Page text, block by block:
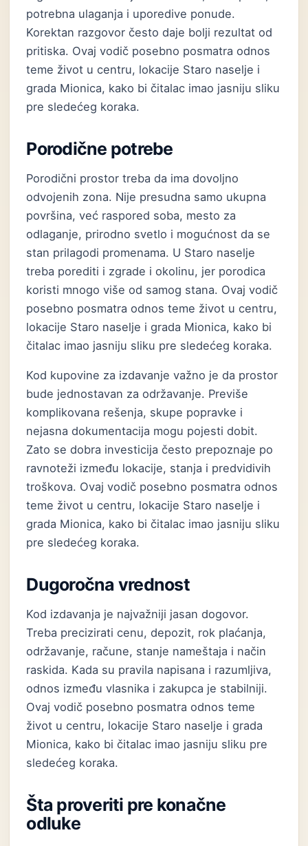
potrebna ulaganja i uporedive ponude.
Korektan razgovor često daje bolji rezultat od
pritiska. Ovaj vodič posebno posmatra odnos
teme život u centru, lokacije Staro naselje i
grada Mionica, kako bi čitalac imao jasniju sliku
pre sledećeg koraka.
Porodične potrebe
Porodični prostor treba da ima dovoljno
odvojenih zona. Nije presudna samo ukupna
površina, već raspored soba, mesto za
odlaganje, prirodno svetlo i mogućnost da se
stan prilagodi promenama. U Staro naselje
treba porediti i zgrade i okolinu, jer porodica
koristi mnogo više od samog stana. Ovaj vodič
posebno posmatra odnos teme život u centru,
lokacije Staro naselje i grada Mionica, kako bi
čitalac imao jasniju sliku pre sledećeg koraka.
Kod kupovine za izdavanje važno je da prostor
bude jednostavan za održavanje. Previše
komplikovana rešenja, skupe popravke i
nejasna dokumentacija mogu pojesti dobit.
Zato se dobra investicija često prepoznaje po
ravnoteži između lokacije, stanja i predvidivih
troškova. Ovaj vodič posebno posmatra odnos
teme život u centru, lokacije Staro naselje i
grada Mionica, kako bi čitalac imao jasniju sliku
pre sledećeg koraka.
Dugoročna vrednost
Kod izdavanja je najvažniji jasan dogovor.
Treba precizirati cenu, depozit, rok plaćanja,
održavanje, račune, stanje nameštaja i način
raskida. Kada su pravila napisana i razumljiva,
odnos između vlasnika i zakupca je stabilniji.
Ovaj vodič posebno posmatra odnos teme
život u centru, lokacije Staro naselje i grada
Mionica, kako bi čitalac imao jasniju sliku pre
sledećeg koraka.
Šta proveriti pre konačne
odluke